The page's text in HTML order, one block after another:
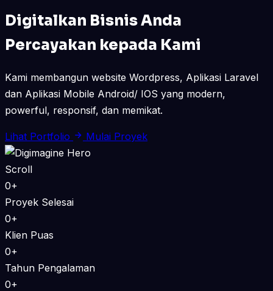
Digitalkan Bisnis Anda
Percayakan kepada Kami
Kami membangun website Wordpress, Aplikasi Laravel
dan Aplikasi Mobile Android/ IOS yang modern,
powerful, responsif, dan memikat.
Lihat Portfolio Mulai Proyek
Scroll
0+
Proyek Selesai
0+
Klien Puas
0+
Tahun Pengalaman
0+